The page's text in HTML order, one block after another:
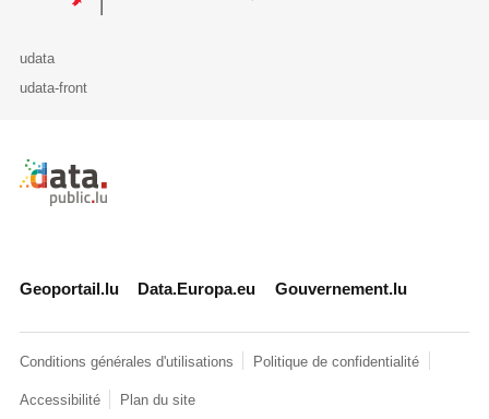
udata
udata-front
Retour à l'accueil de data.public.lu
Geoportail.lu Data.Europa.eu Gouvernement.lu
Conditions générales d'utilisations Politique de confidentialité
Accessibilité Plan du site